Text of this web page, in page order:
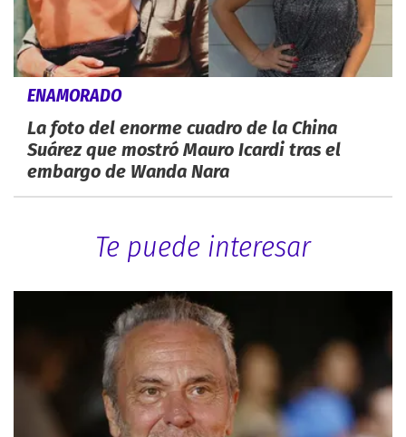
ENAMORADO
La foto del enorme cuadro de la China
Suárez que mostró Mauro Icardi tras el
embargo de Wanda Nara
Te puede interesar